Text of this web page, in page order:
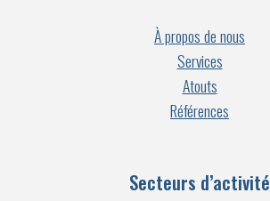
À propos de nous
Services
Atouts
Références
Secteurs d’activité